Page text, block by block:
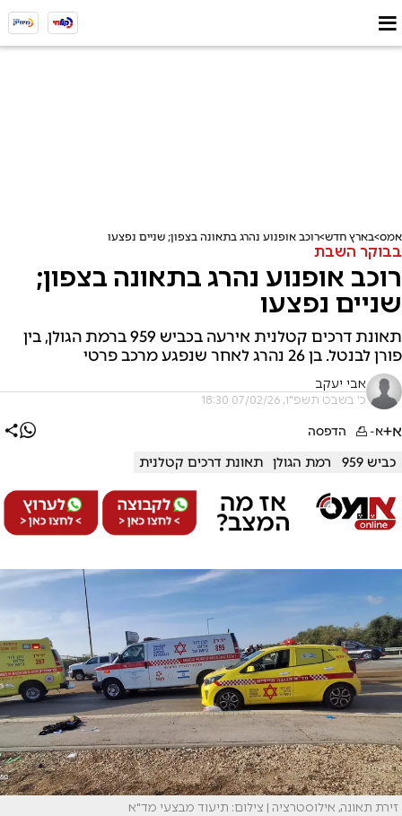
אמס בארץ חדש רוכב אופנוע נהרג בתאונה בצפון; שניים נפצעו
בבוקר השבת
רוכב אופנוע נהרג בתאונה בצפון;
שניים נפצעו
תאונת דרכים קטלנית אירעה בכביש 959 ברמת הגולן, בין
פורן לבנטל. בן 26 נהרג לאחר שנפגע מרכב פרטי
אבי יעקב
כ' בשבט תשפ"ו, 07/02/26 18:30
א+א- הדפסה
כביש 959 רמת הגולן תאונת דרכים קטלנית
זירת תאונה, אילוסטרציה | צילום: תיעוד מבצעי מד"א